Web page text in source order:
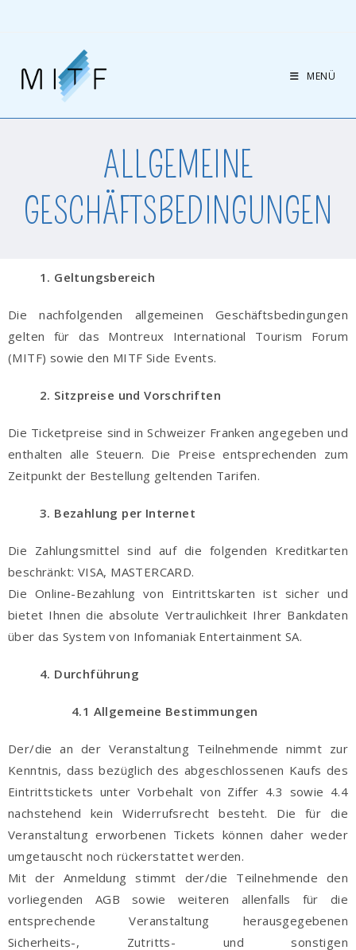
MENÜ
ALLGEMEINE
GESCHÄFTSBEDINGUNGEN
1. Geltungsbereich
Die nachfolgenden allgemeinen Geschäftsbedingungen
gelten für das Montreux International Tourism Forum
(MITF) sowie den MITF Side Events.
2. Sitzpreise und Vorschriften
Die Ticketpreise sind in Schweizer Franken angegeben und
enthalten alle Steuern. Die Preise entsprechenden zum
Zeitpunkt der Bestellung geltenden Tarifen.
3. Bezahlung per Internet
Die Zahlungsmittel sind auf die folgenden Kreditkarten
beschränkt: VISA, MASTERCARD.
Die Online-Bezahlung von Eintrittskarten ist sicher und
bietet Ihnen die absolute Vertraulichkeit Ihrer Bankdaten
über das System von Infomaniak Entertainment SA.
4. Durchführung
4.1 Allgemeine Bestimmungen
Der/die an der Veranstaltung Teilnehmende nimmt zur
Kenntnis, dass bezüglich des abgeschlossenen Kaufs des
Eintrittstickets unter Vorbehalt von Ziffer 4.3 sowie 4.4
nachstehend kein Widerrufsrecht besteht. Die für die
Veranstaltung erworbenen Tickets können daher weder
umgetauscht noch rückerstattet werden.
Mit der Anmeldung stimmt der/die Teilnehmende den
vorliegenden AGB sowie weiteren allenfalls für die
entsprechende Veranstaltung herausgegebenen
Sicherheits-, Zutritts- und sonstigen